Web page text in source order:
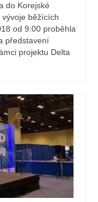
do Korejské
běžících
od 9:00 proběhla
představení
projektu Delta